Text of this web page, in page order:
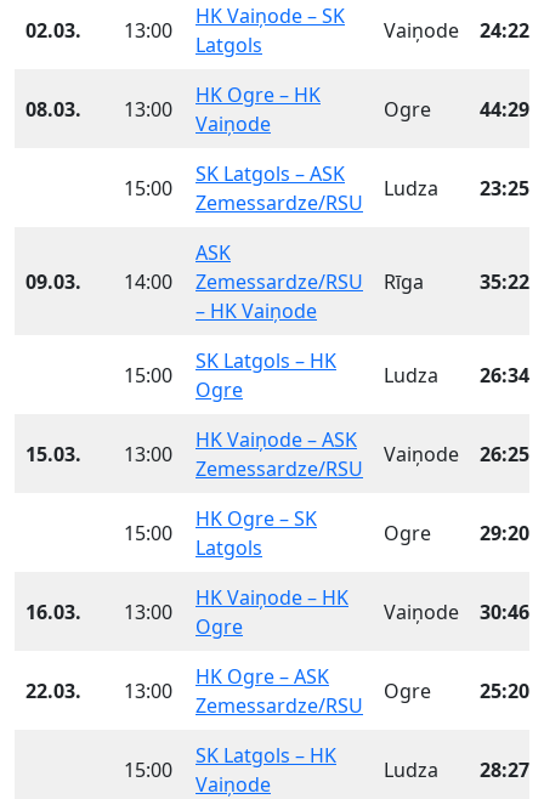
02.03. 13:00
HK Vaiņode – SK
Latgols
Vaiņode 24:22
08.03. 13:00
HK Ogre – HK
Vaiņode
Ogre 44:29
15:00
SK Latgols – ASK
Zemessardze/RSU
Ludza 23:25
09.03. 14:00
ASK
Zemessardze/RSU
– HK Vaiņode
Rīga 35:22
15:00
SK Latgols – HK
Ogre
Ludza 26:34
15.03. 13:00
HK Vaiņode – ASK
Zemessardze/RSU
Vaiņode 26:25
15:00
HK Ogre – SK
Latgols
Ogre 29:20
16.03. 13:00
HK Vaiņode – HK
Ogre
Vaiņode 30:46
22.03. 13:00
HK Ogre – ASK
Zemessardze/RSU
Ogre 25:20
15:00
SK Latgols – HK
Vaiņode
Ludza 28:27